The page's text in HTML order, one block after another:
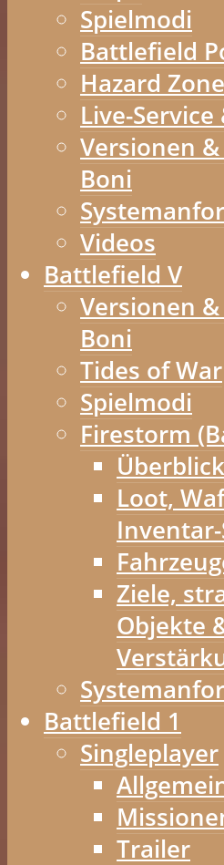
Spielmodi
Battlefield
Hazard Zone
Live-
Versionen
Boni
Videos
Battlefield V
Versionen
Boni
Tides of War
Spielmodi
Firestorm
Überblick
Loot,
Ziele,
Objekte
Battlefield 1
Singleplayer
Trailer